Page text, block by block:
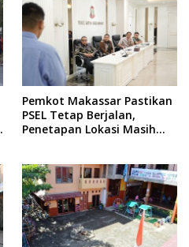
Pemkot Makassar Pastikan
PSEL Tetap Berjalan,
Penetapan Lokasi Masih